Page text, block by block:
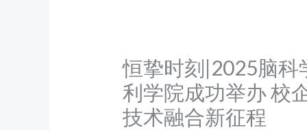
恒挚时刻|2025脑科
利学院成功举办 校
技术融合新征程